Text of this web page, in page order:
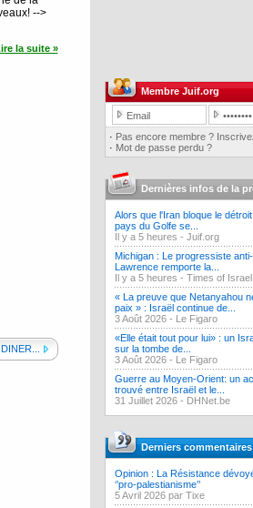
-->
la suite »
Membre Juif.org
· Pas encore membre ?
· Mot de passe perdu ?
Dernières infos de la
Alors que l'Iran bloque le
pays du Golfe se...
Il y a 5 heures - Juif.org
Michigan : Le progressiste
Lawrence remporte la...
Il y a 5 heures - Times of Israel
« La preuve que Netanyahou
paix » : Israël continue de...
3 Août 2026 - Le Figaro
«Elle était tout pour lui» : un
sur la tombe de...
3 Août 2026 - Le Figaro
Guerre au Moyen-Orient: un
trouvé entre Israël et le...
31 Juillet 2026 - DHNet.be
Derniers commentaires
Opinion : La Résistance
‘’pro-palestianisme’’
5 Avril 2026 par Tixe